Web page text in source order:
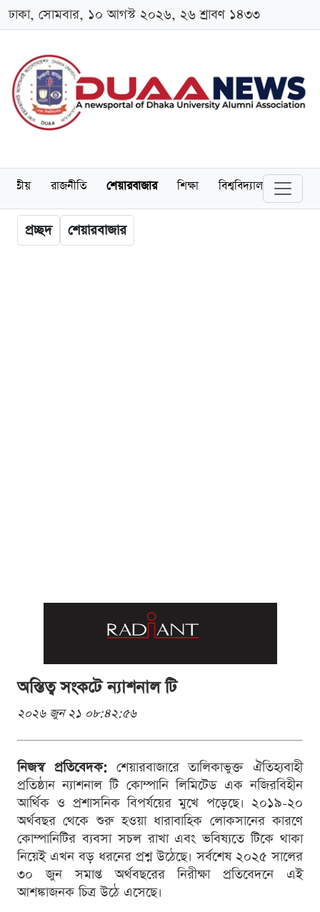
ঢাকা, সোমবার, ১০ আগস্ট ২০২৬, ২৬ শ্রাবণ ১৪৩৩
জাতীয় রাজনীতি শেয়ারবাজার শিক্ষা বিশ্ববিদ্যালয়
প্রচ্ছদ শেয়ারবাজার
অস্তিত্ব সংকটে ন্যাশনাল টি
২০২৬ জুন ২১ ০৮:৪২:৫৬
নিজস্ব প্রতিবেদক:শেয়ারবাজারে তালিকাভুক্ত ঐতিহ্যবাহী
প্রতিষ্ঠান ন্যাশনাল টি কোম্পানি লিমিটেড এক নজিরবিহীন
আর্থিক ও প্রশাসনিক বিপর্যয়ের মুখে পড়েছে। ২০১৯-২০
অর্থবছর থেকে শুরু হওয়া ধারাবাহিক লোকসানের কারণে
কোম্পানিটির ব্যবসা সচল রাখা এবং ভবিষ্যতে টিকে থাকা
নিয়েই এখন বড় ধরনের প্রশ্ন উঠেছে। সর্বশেষ ২০২৫ সালের
৩০ জুন সমাপ্ত অর্থবছরের নিরীক্ষা প্রতিবেদনে এই
আশঙ্কাজনক চিত্র উঠে এসেছে।